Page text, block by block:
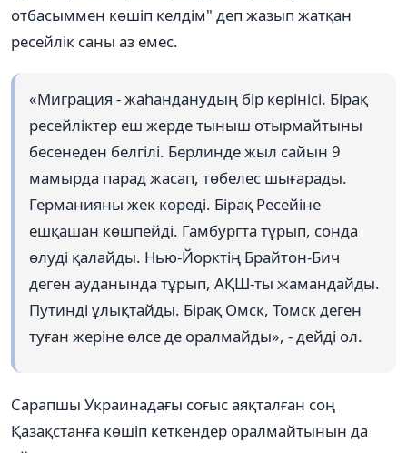
отбасыммен көшіп келдім" деп жазып жатқан
ресейлік саны аз емес.
«Миграция - жаһанданудың бір көрінісі. Бірақ
ресейліктер еш жерде тыныш отырмайтыны
бесенеден белгілі. Берлинде жыл сайын 9
мамырда парад жасап, төбелес шығарады.
Германияны жек көреді. Бірақ Ресейіне
ешқашан көшпейді. Гамбургта тұрып, сонда
өлуді қалайды. Нью-Йорктің Брайтон-Бич
деген ауданында тұрып, АҚШ-ты жамандайды.
Путинді ұлықтайды. Бірақ Омск, Томск деген
туған жеріне өлсе де оралмайды», - дейді ол.
Сарапшы Украинадағы соғыс аяқталған соң
Қазақстанға көшіп кеткендер оралмайтынын да